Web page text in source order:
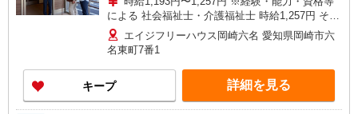
による 社会福祉士・介護福祉士 時給1,257円 その
他資格 時給1,193円 ※一律処遇改善加算含む 〇時
間外勤務手当 〇土日祝勤務手当 〇夜勤手当 〇深
夜勤務手当 〇年末年始勤務手当 〇早朝7:00〜
8:00/夜間18:00〜20:00は時給25％UP
エイジフリーハウス岡崎六名 愛知県岡崎市六
名東町7番1
キープ 詳細を見る